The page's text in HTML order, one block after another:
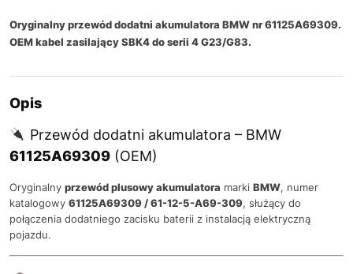
Oryginalny przewód dodatni akumulatora BMW nr 61125A69309.
OEM kabel zasilający SBK4 do serii 4 G23/G83.
Opis
Przewód dodatni akumulatora – BMW
61125A69309 (OEM)
Oryginalny przewód plusowy akumulatora marki BMW, numer
katalogowy 61125A69309 / 61-12-5-A69-309, służący do
połączenia dodatniego zacisku baterii z instalacją elektryczną
pojazdu.